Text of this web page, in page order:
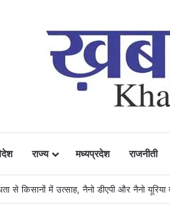
राज्य मध्यप्रदेश राजनीती
से किसानों में उत्साह, नैनो डीएपी और नैनो